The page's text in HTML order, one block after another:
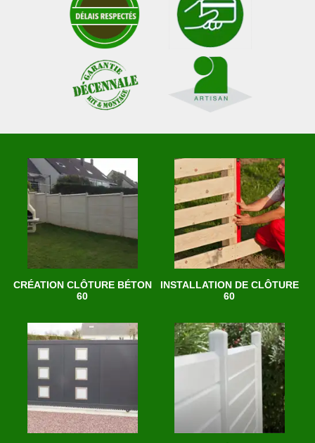
CRÉATION CLÔTURE BÉTON
60
INSTALLATION DE CLÔTURE
60